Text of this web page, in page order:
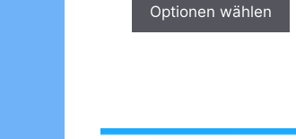
Optionen wählen